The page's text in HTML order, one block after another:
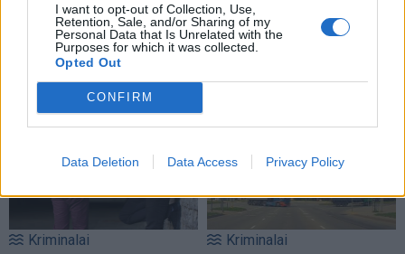
I want to opt-out of Collection, Use,
Retention, Sale, and/or Sharing of my
Personal Data that Is Unrelated with the
Purposes for which it was collected.
Opted Out
CONFIRM
Data Deletion Data Access Privacy Policy
Nelaukti svečiai išėjo ne
tik su „lauktuvėmis“: į
nakties tamsą išsivedė ir
merginą(3)
Negrįžo iš Jūros šventės:
artimieji laukė dvi
Kriminalai Kriminalai